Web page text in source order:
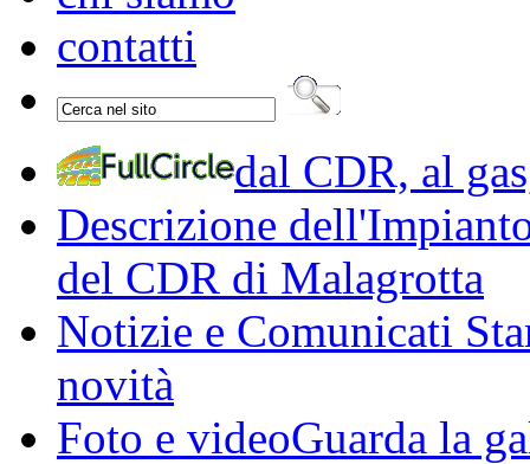
contatti
dal CDR, al
Descrizione
del CDR di Malagrotta
Notizie e Comunicati
novità
Foto e videoGuarda la